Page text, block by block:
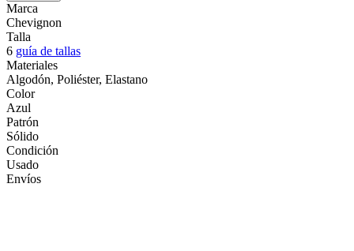
Marca
Chevignon
Talla
6 guía de tallas
Materiales
Algodón, Poliéster, Elastano
Color
Azul
Patrón
Sólido
Condición
Usado
Envíos